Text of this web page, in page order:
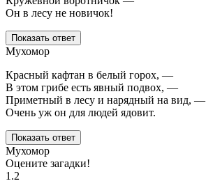
Он в лесу не новичок!
Показать ответ
Мухомор
Красный кафтан в белый горох, —
В этом грибе есть явный подвох, —
Приметный в лесу и нарядный на вид, —
Очень уж он для людей ядовит.
Показать ответ
Мухомор
Оцените загадки!
1.2